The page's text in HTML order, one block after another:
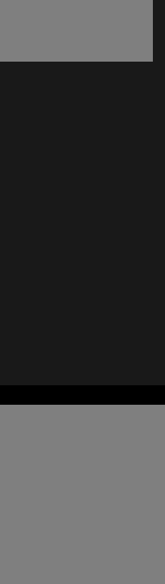
en nueva ventana)
nueva ventana)